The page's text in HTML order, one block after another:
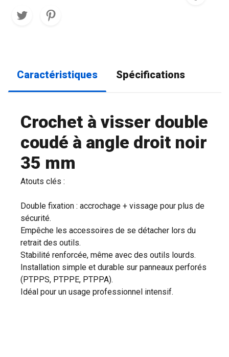
Caractéristiques Spécifications
Crochet à visser double
coudé à angle droit noir
35 mm
Atouts clés :
Double fixation : accrochage + vissage pour plus de
sécurité.
Empêche les accessoires de se détacher lors du
retrait des outils.
Stabilité renforcée, même avec des outils lourds.
Installation simple et durable sur panneaux perforés
(PTPPS, PTPPE, PTPPA).
Idéal pour un usage professionnel intensif.